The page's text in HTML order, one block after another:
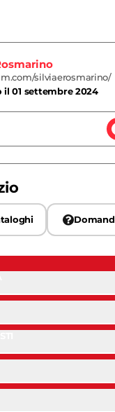
silviaerosmarino/
il01 settembre 2024